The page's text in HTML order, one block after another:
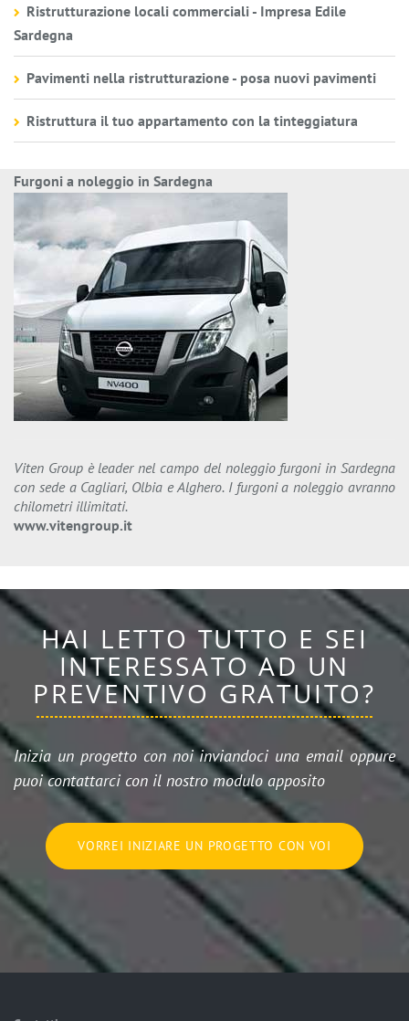
Ristrutturazione locali commerciali - Impresa Edile
Sardegna
Pavimenti nella ristrutturazione - posa nuovi pavimenti
Ristruttura il tuo appartamento con la tinteggiatura
Furgoni a noleggio in Sardegna
Viten Group è leader nel campo del noleggio furgoni in Sardegna
con sede a Cagliari, Olbia e Alghero. I furgoni a noleggio avranno
chilometri illimitati.
www.vitengroup.it
HAI LETTO TUTTO E SEI
INTERESSATO AD UN
PREVENTIVO GRATUITO?
Inizia un progetto con noi inviandoci una email oppure
puoi contattarci con il nostro modulo apposito
VORREI INIZIARE UN PROGETTO CON VOI